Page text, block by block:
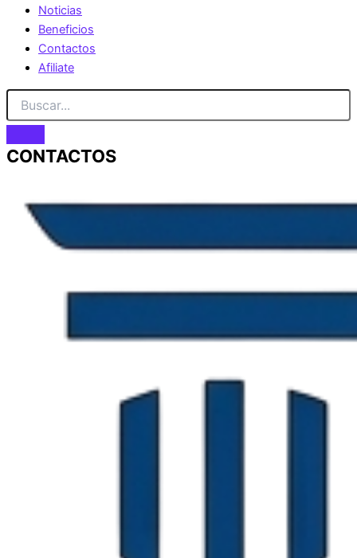
Noticias
Beneficios
Contactos
Afiliate
CONTACTOS